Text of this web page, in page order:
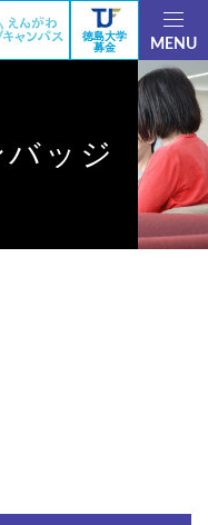
徳島大学
募金
MENU
ッジ